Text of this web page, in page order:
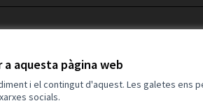
aquesta pàgina web
i el contingut d'aquest. Les galetes ens
socials.